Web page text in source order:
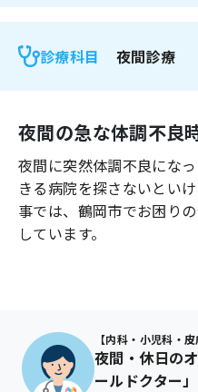
よくあるご質問
診療科目 夜間診療
夜間の急な体調不良
夜間に突然体調不良にな
きる病院を探さないとい
事では、 鶴岡市でお困り
しています。
【内科・小児科・
夜間・休日の
ールドクター」